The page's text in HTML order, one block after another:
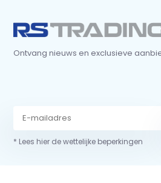
Ontvang nieuws en exclusieve
* Lees hier de wettelijke beperkingen